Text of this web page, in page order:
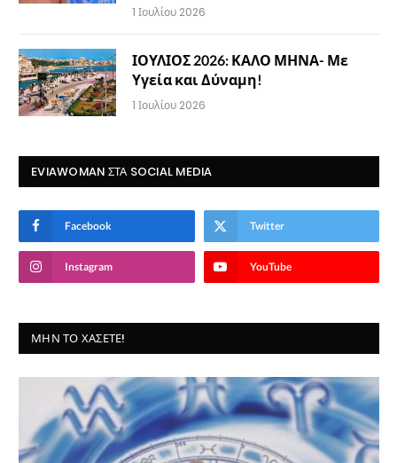
1 Ιουλίου 2026
ΙΟΥΛΙΟΣ 2026: ΚΑΛΟ ΜΗΝΑ- Με
Υγεία και Δύναμη!
1 Ιουλίου 2026
EVIAWOMAN ΣΤΑ SOCIAL MEDIA
Facebook Twitter
Instagram YouTube
ΜΗΝ ΤΟ ΧΆΣΕΤΕ!